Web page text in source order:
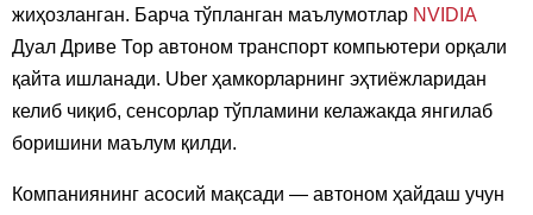
жиҳозланган. Барча тўпланган маълумотлар NVIDIA
Дуал Дриве Тор автоном транспорт компьютери орқали
қайта ишланади. Uber ҳамкорларнинг эҳтиёжларидан
келиб чиқиб, сенсорлар тўпламини келажакда янгилаб
боришини маълум қилди.
Компаниянинг асосий мақсади — автоном ҳайдаш учун